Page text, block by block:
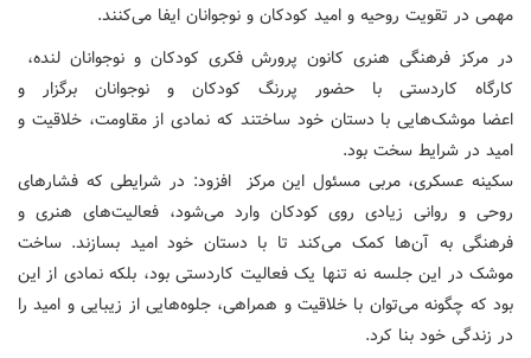
مهمی در تقویت روحیه و امید کودکان و نوجوانان ایفا می‌کنند.
در مرکز فرهنگی هنری کانون پرورش فکری کودکان و نوجوانان لنده،
کارگاه کاردستی با حضور پررنگ کودکان و نوجوانان برگزار و
اعضا موشک‌هایی با دستان خود ساختند که نمادی از مقاومت، خلاقیت و
امید در شرایط سخت بود.
سکینه عسکری، مربی مسئول این مرکز افزود: در شرایطی که فشارهای
روحی و روانی زیادی روی کودکان وارد می‌شود، فعالیت‌های هنری و
فرهنگی به آن‌ها کمک می‌کند تا با دستان خود امید بسازند. ساخت
موشک در این جلسه نه تنها یک فعالیت کاردستی بود، بلکه نمادی از این
بود که چگونه می‌توان با خلاقیت و همراهی، جلوه‌هایی از زیبایی و امید را
در زندگی خود بنا کرد.